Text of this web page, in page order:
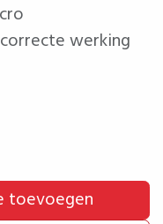
werking
toevoegen